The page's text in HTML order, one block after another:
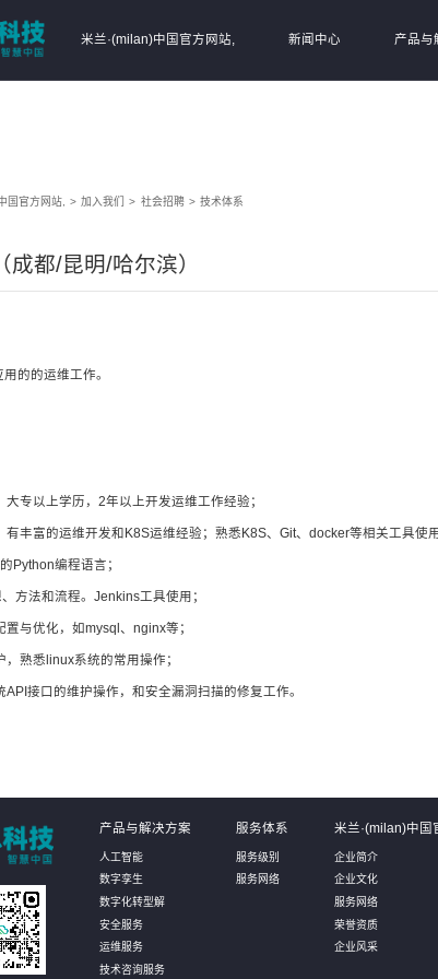
米兰·(milan)中国官方网站, 新闻中心 产品与
国官方网站, > 加入我们 > 社会招聘 > 技术体系
成都/昆明/哈尔滨）
的的运维工作。
大专以上学历，2年以上开发运维工作经验；
有丰富的运维开发和K8S运维经验；熟悉K8S、Git、docker等相关工具
Python编程语言；
方法和流程。Jenkins工具使用；
与优化，如mysql、nginx等；
熟悉linux系统的常用操作；
接口的维护操作，和安全漏洞扫描的修复工作。
产品与解决方案
人工智能
数字孪生
数字化转型解
安全服务
运维服务
技术咨询服务
服务体系
服务级别
服务网络
米兰·(milan)中国
企业简介
企业文化
服务网络
荣誉资质
企业风采